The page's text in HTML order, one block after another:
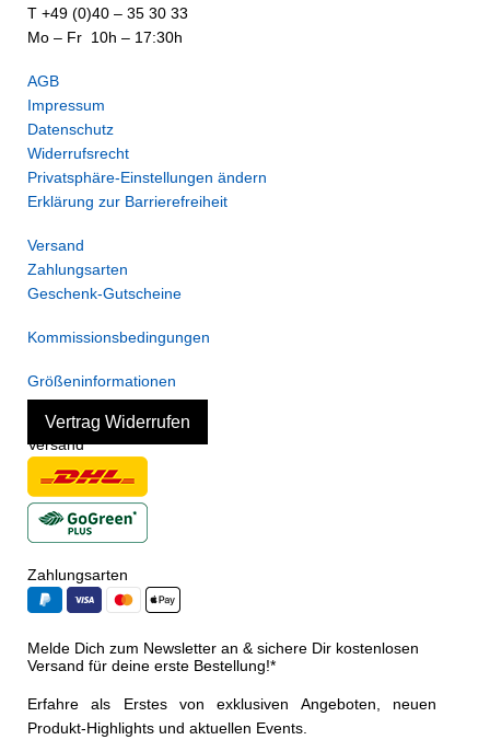
T +49 (0)40 – 35 30 33
Mo – Fr 10h – 17:30h
AGB
Impressum
Datenschutz
Widerrufsrecht
Privatsphäre-Einstellungen ändern
Erklärung zur Barrierefreiheit
Versand
Zahlungsarten
Geschenk-Gutscheine
Kommissionsbedingungen
Größeninformationen
Vertrag Widerrufen
Versand
Zahlungsarten
Melde Dich zum Newsletter an & sichere Dir kostenlosen
Versand für deine erste Bestellung!*
Erfahre als Erstes von exklusiven Angeboten, neuen
Produkt-Highlights und aktuellen Events.